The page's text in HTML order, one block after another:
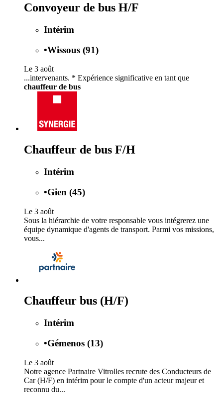
Convoyeur de bus H/F
Intérim
•Wissous (91)
Le 3 août
...intervenants. * Expérience significative en tant que
chauffeur de bus
Chauffeur de bus F/H
Intérim
•Gien (45)
Le 3 août
Sous la hiérarchie de votre responsable vous intégrerez une
équipe dynamique d'agents de transport. Parmi vos missions,
vous...
Chauffeur bus (H/F)
Intérim
•Gémenos (13)
Le 3 août
Notre agence Partnaire Vitrolles recrute des Conducteurs de
Car (H/F) en intérim pour le compte d'un acteur majeur et
reconnu du...